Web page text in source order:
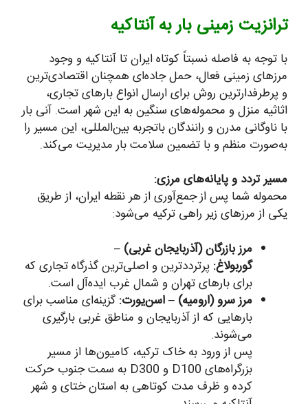
ترانزیت زمینی بار به آنتاکیه
با توجه به فاصله نسبتاً کوتاه ایران تا آنتاکیه و وجود
مرزهای زمینی فعال، حمل جاده‌ای همچنان اقتصادی‌ترین
و پرطرفدارترین روش برای ارسال انواع بارهای تجاری،
اثاثیه منزل و محموله‌های سنگین به این شهر است. آنی بار
با ناوگانی مدرن و رانندگان باتجربه بین‌المللی، این مسیر را
به‌صورت منظم و با تضمین سلامت بار مدیریت می‌کند.
مسیر تردد و پایانه‌های مرزی:
محموله شما پس از جمع‌آوری از هر نقطه ایران، از طریق
یکی از مرزهای زیر راهی ترکیه می‌شود:
مرز بازرگان (آذربایجان غربی) –
گوربولاغ: پرترددترین و اصلی‌ترین گذرگاه تجاری که
برای بارهای تهران و شمال غرب ایده‌آل است.
مرز سرو (ارومیه) – اسن‌یورت: گزینه‌ای مناسب برای
بارهایی که از آذربایجان و مناطق غربی بارگیری
می‌شوند.
پس از ورود به خاک ترکیه، کامیون‌ها از مسیر
بزرگراه‌های D100 و D300 به سمت جنوب حرکت
کرده و ظرف مدت کوتاهی به استان ختای و شهر